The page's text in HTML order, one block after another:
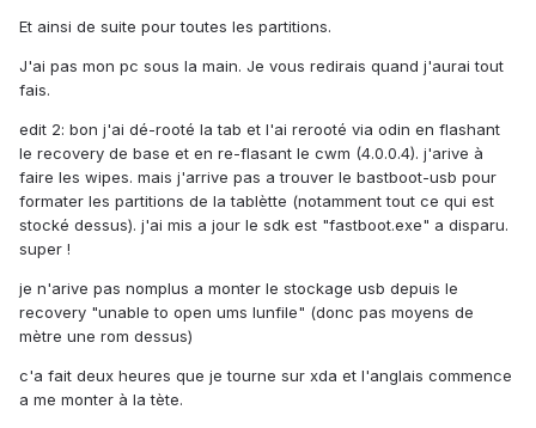
Et ainsi de suite pour toutes les partitions.
J'ai pas mon pc sous la main. Je vous redirais quand j'aurai tout
fais.
edit 2: bon j'ai dé-rooté la tab et l'ai rerooté via odin en flashant
le recovery de base et en re-flasant le cwm (4.0.0.4). j'arive à
faire les wipes. mais j'arrive pas a trouver le bastboot-usb pour
formater les partitions de la tablètte (notamment tout ce qui est
stocké dessus). j'ai mis a jour le sdk est "fastboot.exe" a disparu.
super !
je n'arive pas nomplus a monter le stockage usb depuis le
recovery "unable to open ums lunfile" (donc pas moyens de
mètre une rom dessus)
c'a fait deux heures que je tourne sur xda et l'anglais commence
a me monter à la tète.